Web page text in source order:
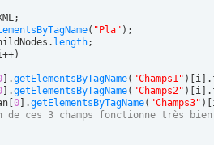
( "Pla" )
length
)
.getElementsByTagName( "Champs1" ) i
.getElementsByTagName( "Champs2" ) i
0 .getElementsByTagName( "Champs3" )
de ces 3 champs fonctionne très bien